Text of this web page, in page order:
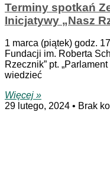
Terminy spotkań
Inicjatywy „Nasz
1 marca (piątek) godz.
Fundacji im. Roberta
Rzecznik” pt.
wiedzieć
Więcej »
29 lutego, 2024
Brak